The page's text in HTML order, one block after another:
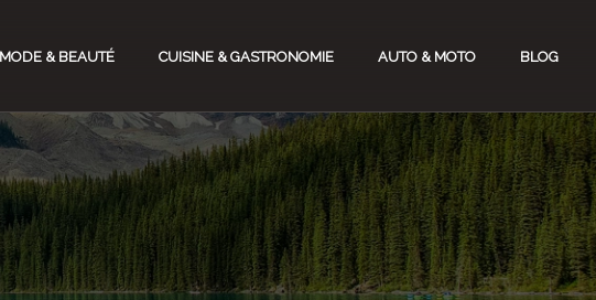
MODE & BEAUTÉ CUISINE & GASTRONOMIE AUTO & MOTO BLOG